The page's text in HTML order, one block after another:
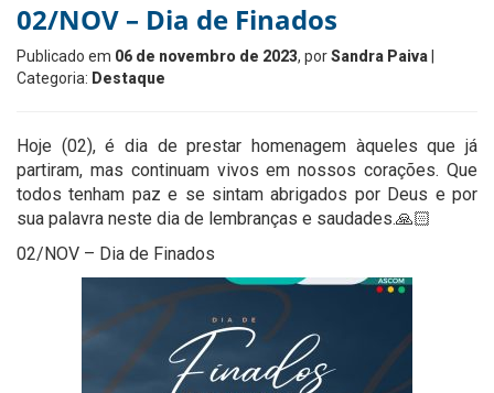
02/NOV – Dia de Finados
Publicado em 06 de novembro de 2023, porSandra Paiva
Categoria: Destaque
Hoje (02), é dia de prestar homenagem àqueles que já
partiram, mas continuam vivos em nossos corações. Que
todos tenham paz e se sintam abrigados por Deus e por
sua palavra neste dia de lembranças e saudades.🙏🏻
02/NOV – Dia de Finados